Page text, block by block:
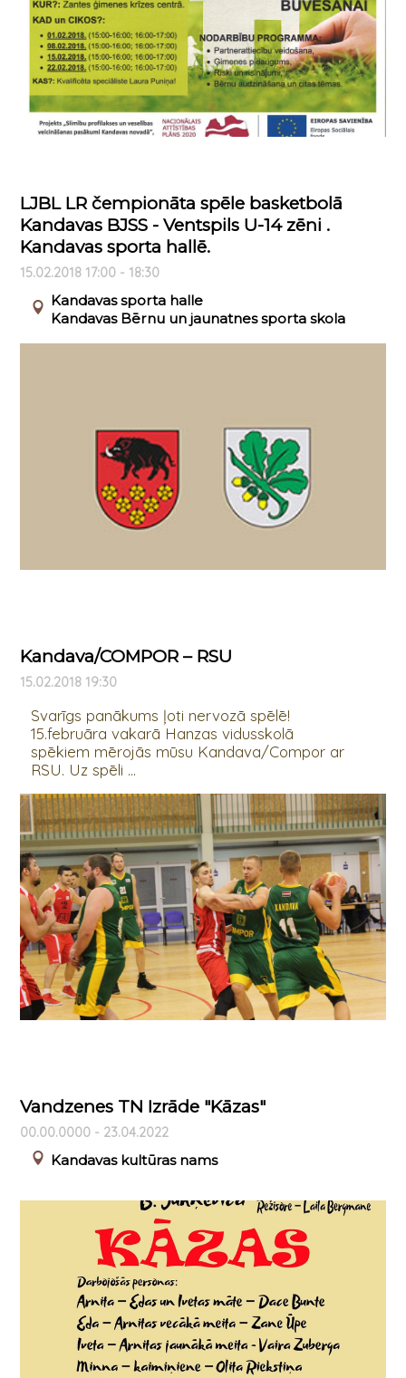
LJBL LR čempionāta spēle basketbolā
Kandavas BJSS - Ventspils U-14 zēni .
Kandavas sporta hallē.
15.02.2018 17:00 - 18:30
Kandavas sporta halle
Kandavas Bērnu un jaunatnes sporta skola
Kandava/COMPOR – RSU
15.02.2018 19:30
Svarīgs panākums ļoti nervozā spēlē!
15.februāra vakarā Hanzas vidusskolā
spēkiem mērojās mūsu Kandava/Compor ar
RSU. Uz spēli ...
Vandzenes TN Izrāde "Kāzas"
00.00.0000 - 23.04.2022
Kandavas kultūras nams